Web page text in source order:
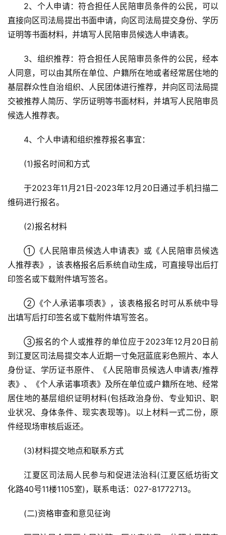
首
武
汉
办
事
动
2、个人申请：符合担任人民陪审员条件的公民，可以
直接向区司法局提出书面申请，向区司法局提交身份、学历
证明等书面材料，并填写人民陪审员候选人申请表。
3、组织推荐：符合担任人民陪审员条件的公民，经本
人同意，可以由其所在单位、户籍所在地或者经常居住地的
基层群众性自治组织、人民团体进行推荐，并向区司法局提
交被推荐人简历、学历证明等书面材料，并填写人民陪审员
候选人推荐表。
4、个人申请和组织推荐报名事宜：
(1)报名时间和方式
于2023年11月21日-2023年12月20日通过手机扫描二
维码进行报名。
(2)报名材料
①《人民陪审员候选人申请表》或《人民陪审员候选
人推荐表》，该表格报名后系统自动生成，可直接导出后打
印签名或下载附件填写签名。
②《个人承诺事项表》，该表格报名时可从系统中导
出填写后打印签名或下载附件填写签名。
③报名的个人或推荐的单位应于2023年12月20日前
到江夏区司法局提交本人近期一寸免冠蓝底彩色照片、本人
身份证、学历证书原件、《人民陪审员候选人申请表/推荐
表》、《个人承诺事项表》及所在单位或户籍所在地、经常
居住地的基层组织证明材料(包括政治身份、专业知识、职
业状况、身体条件、现实表现等)。以上材料一式二份，原
件经现场审核后返还。
(3)材料提交地点和联系方式
江夏区司法局人民参与和促进法治科(江夏区纸坊街文
化路40号11楼1105室)，联系电话：027-81772713。
(二)资格审查和意见征询